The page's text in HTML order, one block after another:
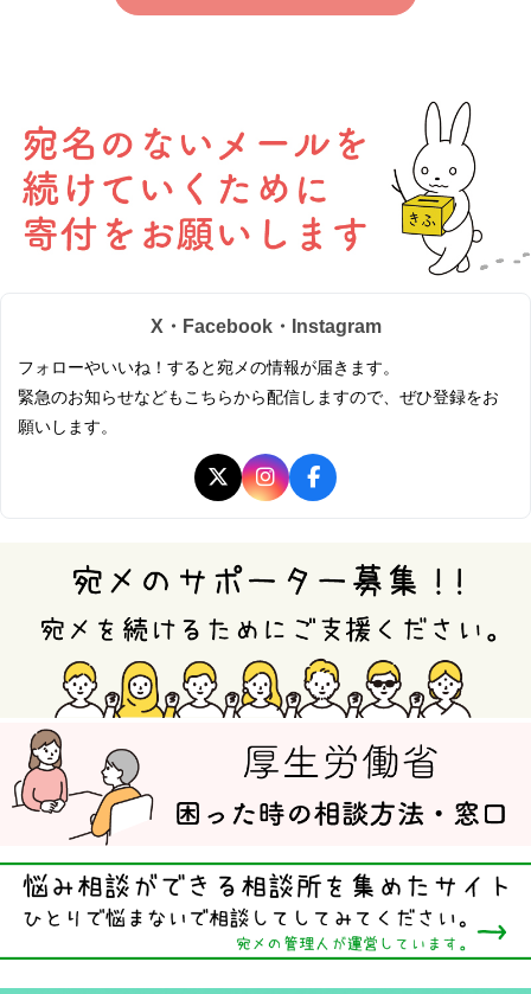
X・Facebook・Instagram
フォローやいいね！すると宛メの情報が届きます。
緊急のお知らせなどもこちらから配信しますので、ぜひ登録をお
願いします。